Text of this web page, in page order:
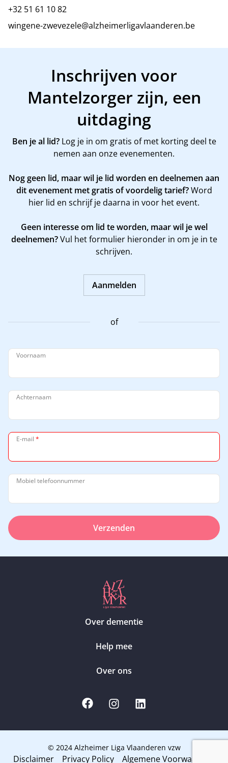
+32 51 61 10 82
wingene-zwevezele@alzheimerligavlaanderen.be
Inschrijven voor
Mantelzorger zijn, een
uitdaging
Ben je al lid?Log je in om gratis of met korting deel te
nemen aan onze evenementen.
Nog geen lid, maar wil je lid worden en deelnemen aan
dit evenement met gratis of voordelig tarief?Word
hier lid en schrijf je daarna in voor het event.
Geen interesse om lid te worden, maar wil je wel
deelnemen?Vul het formulier hieronder in om je in te
schrijven.
Aanmelden
of
Voornaam
Achternaam
E-mail *
Mobiel telefoonnummer
Verzenden
Over dementie
Help mee
Over ons
© 2024 Alzheimer Liga Vlaanderen vzw
Disclaimer Privacy Policy Algemene Voorwaarden